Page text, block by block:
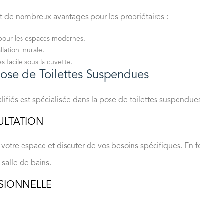
de nombreux avantages pour les propriétaires :
les espaces modernes.
murale.
facile sous la cuvette.
de Toilettes Suspendues
est spécialisée dans la pose de toilettes
espace et discuter de vos besoins spécifiques.
de bains.